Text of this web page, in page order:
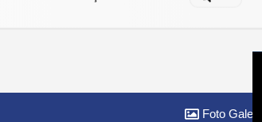
Foto Galeri